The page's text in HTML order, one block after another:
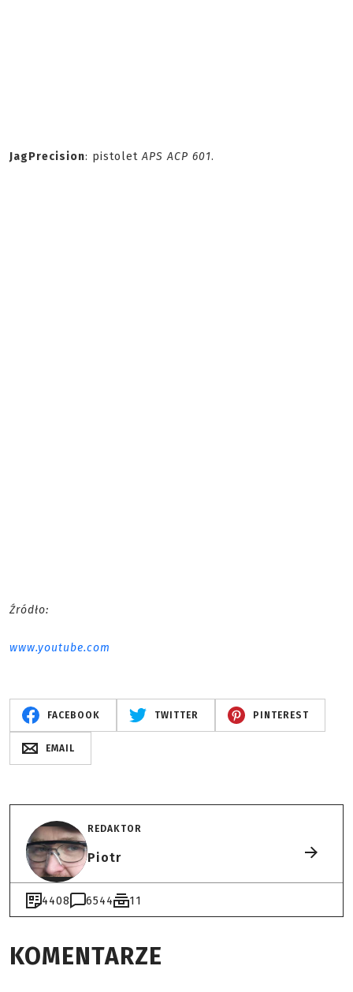
JagPrecision: pistoletAPS ACP 601.
Źródło:
www.youtube.com
FACEBOOK TWITTER PINTEREST
EMAIL
REDAKTOR
Piotr
4408 6544 11
KOMENTARZE